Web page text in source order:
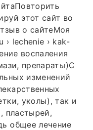
этот сайт во
о сайтеМоя
› lechenie › kak-
воспаления
препараты)С
изменений
уколы), так и
пластырей,
общее лечение